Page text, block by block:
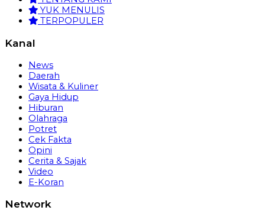
YUK MENULIS
TERPOPULER
Kanal
News
Daerah
Wisata & Kuliner
Gaya Hidup
Hiburan
Olahraga
Potret
Cek Fakta
Opini
Cerita & Sajak
Video
E-Koran
Network